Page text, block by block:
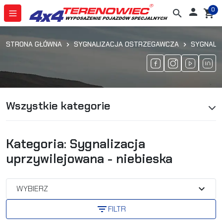
search  shopping_cart
0
STRONA GŁÓWNA SYGNALIZACJA OSTRZEGAWCZA
Wszystkie kategorie
Kategoria: Sygnalizacja
uprzywilejowana - niebieska
WYBIERZ
expand_more
filter_listFILTR